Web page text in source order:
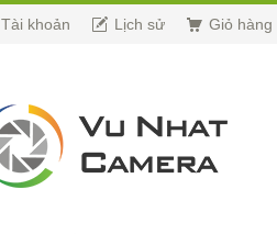
Tài khoản Lịch sử Giỏ hàng